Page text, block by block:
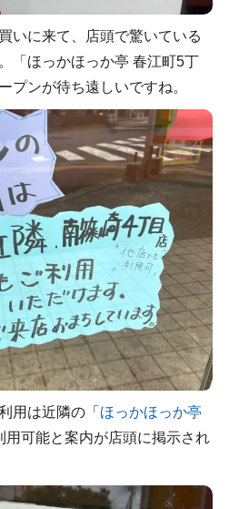
いに来て、店頭で驚いている
「ほっかほっか亭 春江町5丁
プンが待ち遠しいですね。
用は近隣の「 ほっかほっか亭
用可能と案内が店頭に掲示され